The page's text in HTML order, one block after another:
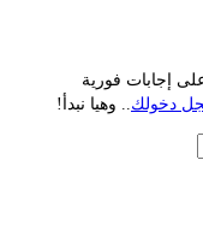
فورية
.. وهيا نبدأ!